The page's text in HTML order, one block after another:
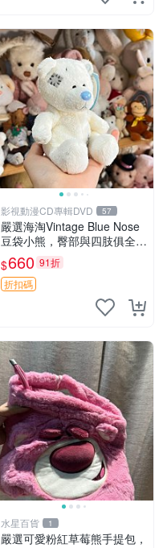
影視動漫CD專輯DVD 57
嚴選海淘Vintage Blue Nose
豆袋小熊，臀部與四肢俱全，
坐高11公分，附原盒與吊牌
收藏。藍鼻子小熊，值得擁有
玩具 憶熊
$660 91折
折扣碼
水星百貨 1
嚴選可愛粉紅草莓熊手提包，